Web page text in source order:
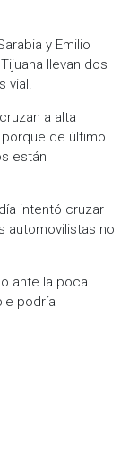
y Emilio
llevan dos
vial.
a alta
de último
están
intentó cruzar
automovilistas no
ante la poca
podría